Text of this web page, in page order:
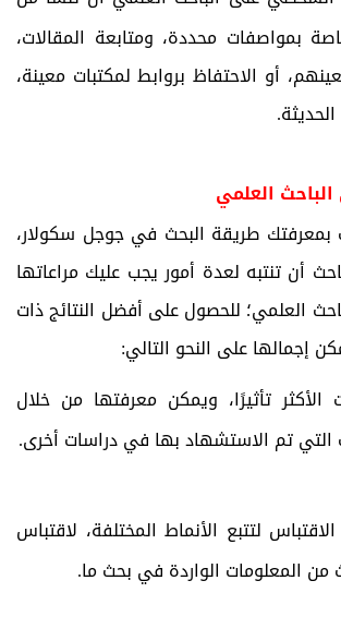
بمواصفات محددة، ومتابعة المقالات،
أو الاحتفاظ بروابط لمكتبات معينة،
العلمي
بمعرفتك طريقة البحث في جوجل سكولار،
أن تنتبه لعدة أمور يجب عليك مراعاتها
العلمي؛ للحصول على أفضل النتائج ذات
إجمالها على النحو التالي:
الأكثر تأثيرًا، ويمكن معرفتها من خلال
التي تم الاستشهاد بها في دراسات أخرى.
الاقتباس لتتبع الأنماط المختلفة، لاقتباس
من المعلومات الواردة في بحث ما.